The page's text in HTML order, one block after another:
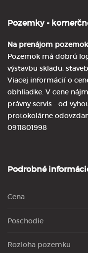
Pozemky -
Na prenájom
Pozemok má dobrú
výstavbu skladu,
Viacej informácií o
obhliadke. V cene
právny servis - od
protokolárne
0911801998
Podrobné
Cena
Poschodie
Rozloha pozemku